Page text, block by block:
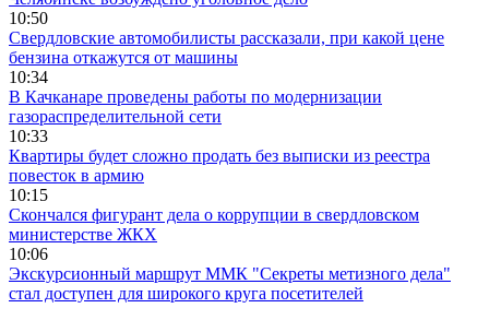
10:50
Свердловские автомобилисты рассказали, при какой цене
бензина откажутся от машины
10:34
В Качканаре проведены работы по модернизации
газораспределительной сети
10:33
Квартиры будет сложно продать без выписки из реестра
повесток в армию
10:15
Скончался фигурант дела о коррупции в свердловском
министерстве ЖКХ
10:06
Экскурсионный маршрут ММК "Секреты метизного дела"
стал доступен для широкого круга посетителей